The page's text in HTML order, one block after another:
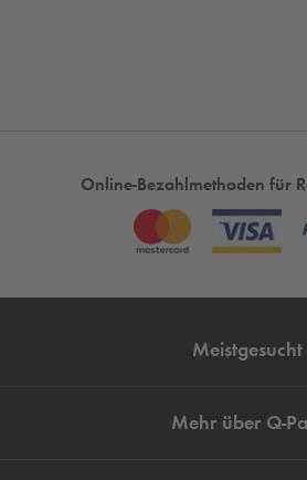
Online-Bezahlmethoden für
Meistgesucht
Mehr über Q-